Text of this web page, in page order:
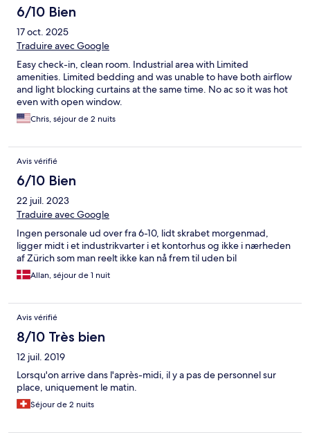
6/10 Bien
17 oct. 2025
Traduire avec Google
Easy check-in, clean room. Industrial area with Limited
amenities. Limited bedding and was unable to have both airflow
and light blocking curtains at the same time. No ac so it was hot
even with open window.
Chris, séjour de 2 nuits
Avis vérifié
6/10 Bien
22 juil. 2023
Traduire avec Google
Ingen personale ud over fra 6-10, lidt skrabet morgenmad,
ligger midt i et industrikvarter i et kontorhus og ikke i nærheden
af Zürich som man reelt ikke kan nå frem til uden bil
Allan, séjour de 1 nuit
Avis vérifié
8/10 Très bien
12 juil. 2019
Lorsqu'on arrive dans l'après-midi, il y a pas de personnel sur
place, uniquement le matin.
Séjour de 2 nuits